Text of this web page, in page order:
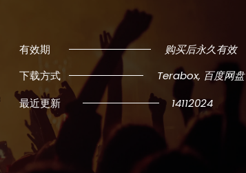
有效期
购买后永久有效
下载方式
Terabox, 百度网盘
最近更新
14112024